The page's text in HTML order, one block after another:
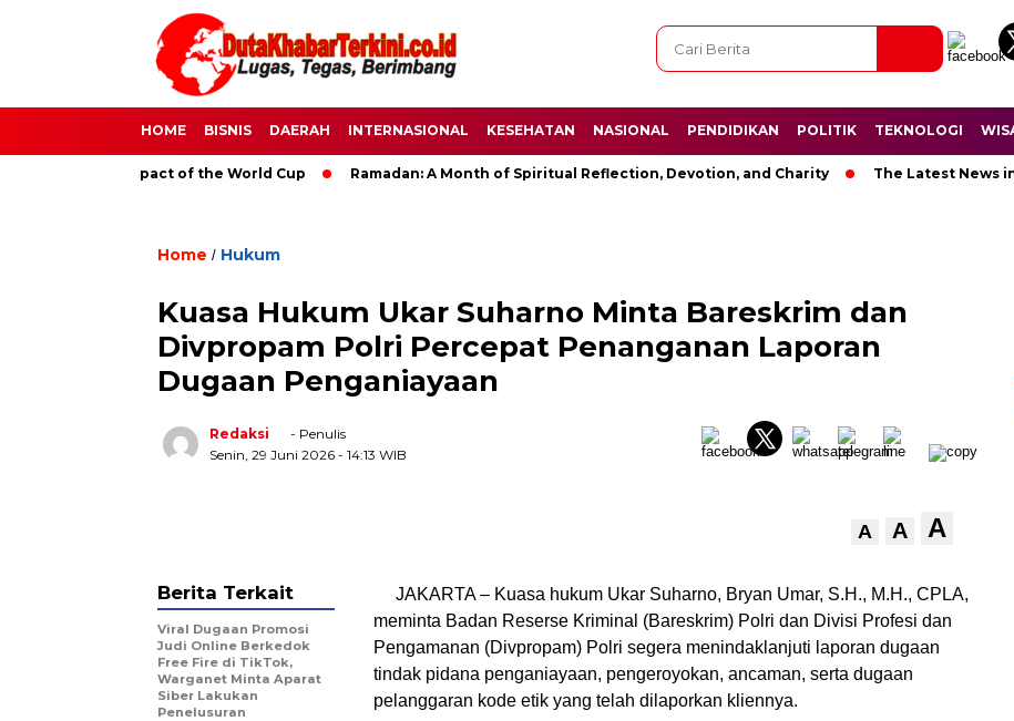
HOME BISNIS DAERAH INTERNASIONAL KESEHATAN NASIONAL PENDIDIKAN POLITIK TEKNOLOGI
Global Impact of the World Cup Ramadan: A Month of Spiritual Reflection, Devotion, and Charity The Latest News in R&B
Home / Hukum
Kuasa Hukum Ukar Suharno Minta Bareskrim dan
Divpropam Polri Percepat Penanganan Laporan
Dugaan Penganiayaan
Redaksi
- Penulis
Senin, 29 Juni 2026 - 14:13 WIB
A A A
JAKARTA – Kuasa hukum Ukar Suharno, Bryan Umar, S.H., M.H., CPLA,
meminta Badan Reserse Kriminal (Bareskrim) Polri dan Divisi Profesi dan
Pengamanan (Divpropam) Polri segera menindaklanjuti laporan dugaan
tindak pidana penganiayaan, pengeroyokan, ancaman, serta dugaan
pelanggaran kode etik yang telah dilaporkan kliennya.
Berita Terkait
Viral Dugaan Promosi
Judi Online Berkedok
Free Fire di TikTok,
Warganet Minta Aparat
Siber Lakukan
Penelusuran